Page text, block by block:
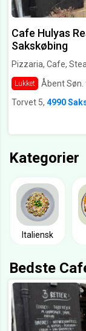
Cafe Hulyas
Sakskøbing
Pizzaria, Cafe,
Lukket Åbent Søn.
Torvet 5, 4990
Kategorier
Italiensk
Bedste